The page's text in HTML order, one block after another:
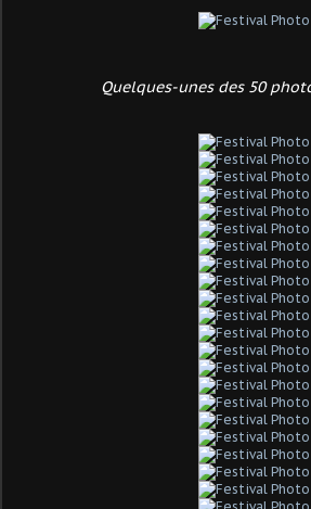
Quelques-unes des 50